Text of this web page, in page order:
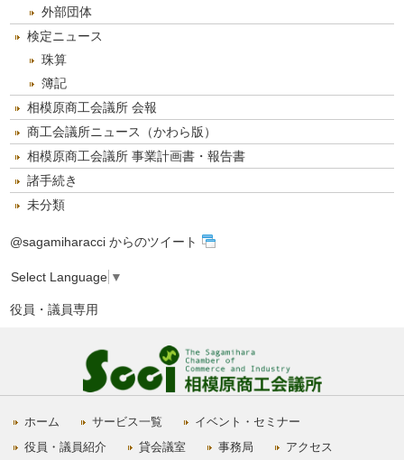
外部団体
検定ニュース
珠算
簿記
相模原商工会議所 会報
商工会議所ニュース（かわら版）
相模原商工会議所 事業計画書・報告書
諸手続き
未分類
@sagamiharacci からのツイート
Select Language ▼
役員・議員専用
ホーム サービス一覧
イベント・セミナー
役員・議員紹介
貸会議室 事務局 アクセス